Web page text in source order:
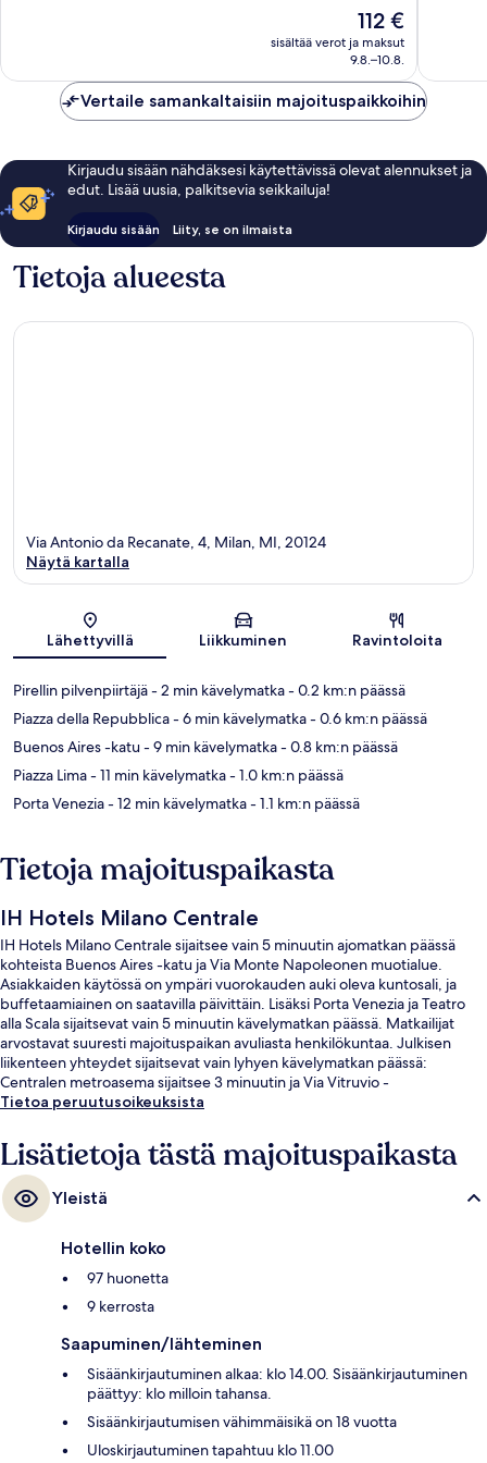
Hinta
on
112 €
112 €
sisältää verot ja maksut
9.8.–10.8.
Vertaile samankaltaisiin majoituspaikkoihin
Kirjaudu sisään nähdäksesi käytettävissä olevat alennukset ja
edut. Lisää uusia, palkitsevia seikkailuja!
Kirjaudu sisään Liity, se on ilmaista
Tietoja alueesta
Kartta
Via Antonio da Recanate, 4, Milan, MI, 20124
Näytä kartalla
Lähettyvillä Liikkuminen Ravintoloita
Pirellin pilvenpiirtäjä- 2 min kävelymatka- 0.2 km:n päässä
Piazza della Repubblica- 6 min kävelymatka- 0.6 km:n päässä
Buenos Aires -katu- 9 min kävelymatka- 0.8 km:n päässä
Piazza Lima- 11 min kävelymatka- 1.0 km:n päässä
Porta Venezia- 12 min kävelymatka- 1.1 km:n päässä
Tietoja majoituspaikasta
IH Hotels Milano Centrale
IH Hotels Milano Centrale sijaitsee vain 5 minuutin ajomatkan päässä
kohteista Buenos Aires -katu ja Via Monte Napoleonen muotialue.
Asiakkaiden käytössä on ympäri vuorokauden auki oleva kuntosali, ja
buffetaamiainen on saatavilla päivittäin. Lisäksi Porta Venezia ja Teatro
alla Scala sijaitsevat vain 5 minuutin kävelymatkan päässä. Matkailijat
arvostavat suuresti majoituspaikan avuliasta henkilökuntaa. Julkisen
liikenteen yhteydet sijaitsevat vain lyhyen kävelymatkan päässä:
Centralen metroasema sijaitsee 3 minuutin ja Via Vitruvio -
raitiovaunupysäkki 4 minuutin kävelymatkan päässä.
Tietoa peruutusoikeuksista
Lisätietoja tästä majoituspaikasta
Yleistä
Hotellin koko
97 huonetta
9 kerrosta
Saapuminen/lähteminen
Sisäänkirjautuminen alkaa: klo 14.00. Sisäänkirjautuminen
päättyy: klo milloin tahansa.
Sisäänkirjautumisen vähimmäisikä on 18 vuotta
Uloskirjautuminen tapahtuu klo 11.00